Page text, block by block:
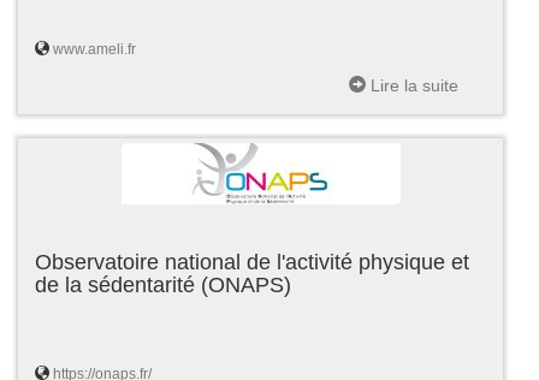
www.ameli.fr
Lire la suite
Observatoire national de l'activité physique et
de la sédentarité (ONAPS)
https://onaps.fr/